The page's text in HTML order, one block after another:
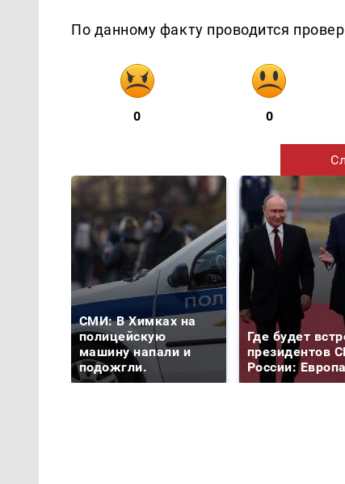
По данному факту проводится
0 0
СМИ: В Химках на
полицейскую
машину напали и
подожгли.
Где будет
президентов
России: